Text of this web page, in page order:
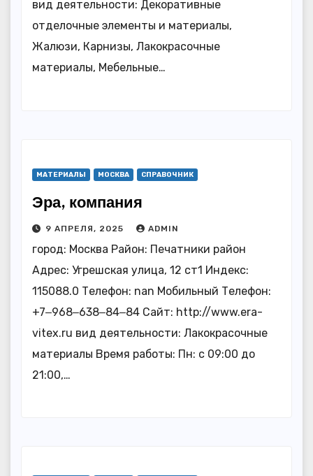
вид деятельности: Декоративные
отделочные элементы и материалы,
Жалюзи, Карнизы, Лакокрасочные
материалы, Мебельные…
МАТЕРИАЛЫ МОСКВА СПРАВОЧНИК
Эра, компания
9 АПРЕЛЯ, 2025 ADMIN
город: Москва Район: Печатники район
Адрес: Угрешская улица, 12 ст1 Индекс:
115088.0 Телефон: nan Мобильный Телефон:
+7‒968‒638‒84‒84 Сайт: http://www.era-
vitex.ru вид деятельности: Лакокрасочные
материалы Время работы: Пн: с 09:00 до
21:00,…